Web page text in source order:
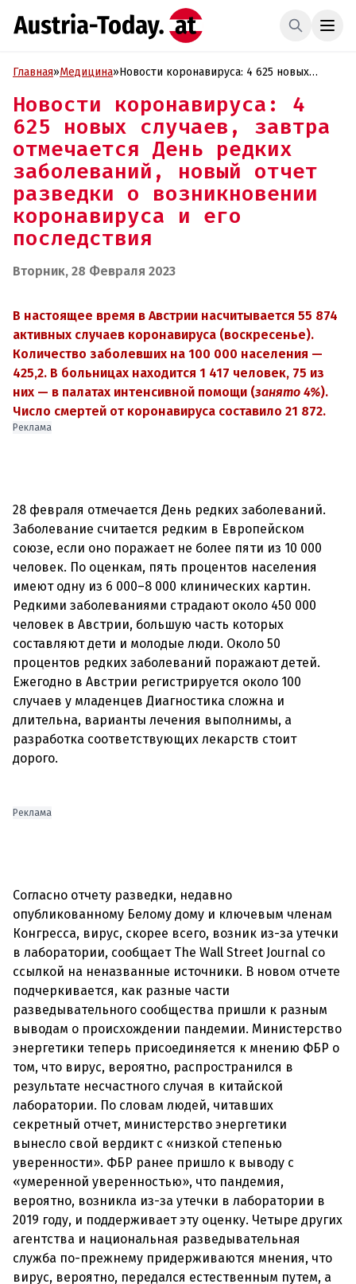
Главная»Медицина»Новости коронавируса: 4 625 новых
заболеваний, новый отчет разведки о
возникновении коронавируса и его
последствия
Новости коронавируса: 4
625 новых случаев, завтра
отмечается День редких
заболеваний, новый отчет
разведки о возникновении
коронавируса и его
последствия
Вторник, 28 Февраля 2023
В настоящее время в Австрии насчитывается 55 874
активных случаев коронавируса (воскресенье).
Количество заболевших на 100 000 населения —
425,2. В больницах находится 1 417 человек, 75 из
них — в палатах интенсивной помощи (занято 4%).
Число смертей от коронавируса составило 21 872.
Реклама
28 февраля отмечается День редких заболеваний.
Заболевание считается редким в Европейском
союзе, если оно поражает не более пяти из 10 000
человек. По оценкам, пять процентов населения
имеют одну из 6 000–8 000 клинических картин.
Редкими заболеваниями страдают около 450 000
человек в Австрии, большую часть которых
составляют дети и молодые люди. Около 50
процентов редких заболеваний поражают детей.
Ежегодно в Австрии регистрируется около 100
случаев у младенцев Диагностика сложна и
длительна, варианты лечения выполнимы, а
разработка соответствующих лекарств стоит
дорого.
Реклама
Согласно отчету разведки, недавно
опубликованному Белому дому и ключевым членам
Конгресса, вирус, скорее всего, возник из-за утечки
в лаборатории, сообщает The Wall Street Journal со
ссылкой на неназванные источники. В новом отчете
подчеркивается, как разные части
разведывательного сообщества пришли к разным
выводам о происхождении пандемии. Министерство
энергетики теперь присоединяется к мнению ФБР о
том, что вирус, вероятно, распространился в
результате несчастного случая в китайской
лаборатории. По словам людей, читавших
секретный отчет, министерство энергетики
вынесло свой вердикт с «низкой степенью
уверенности». ФБР ранее пришло к выводу с
«умеренной уверенностью», что пандемия,
вероятно, возникла из-за утечки в лаборатории в
2019 году, и поддерживает эту оценку. Четыре других
агентства и национальная разведывательная
служба по-прежнему придерживаются мнения, что
вирус, вероятно, передался естественным путем, а